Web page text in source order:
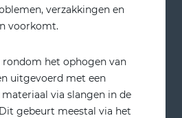
verzakkingen en
voorkomt.
rondom het ophogen van
uitgevoerd met een
via slangen in de
gebeurt meestal via het